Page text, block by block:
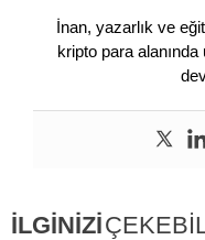
İnan, yazarlık ve
kripto para
İLGİNİZİ